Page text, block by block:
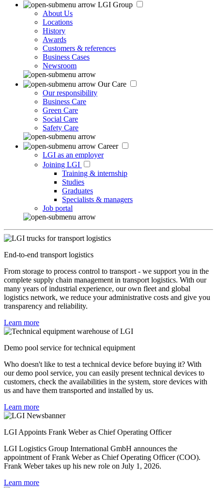
LGI Group
About Us
Locations
History
Awards
Customers & references
Business Cases
Newsroom
Our Care
Our responsibility
Business Care
Green Care
Social Care
Safety Care
Career
LGI as an employer
Joining LGI
Training & internship
Studies
Graduates
Specialists & managers
Job portal
End-to-end transport logistics
From storage to process control to transport - we support you in the
complete supply chain management in transport logistics. With our
many years of industrial experience, our own fleet and global
logistics network, we reduce your administrative costs and give you
transparency and reliability.
Learn more
Demo pool service for technical equipment
Who doesn't like to test a technical device before buying it? With
our demo pool service, you can easily present technical devices to
customers, check the availabilities in the system, store devices with
us and have them transported and installed by us.
Learn more
LGI Appoints Frank Weber as Chief Operating Officer
LGI Logistics Group International GmbH announces the
appointment of Frank Weber as Chief Operating Officer (COO).
Frank Weber takes up his new role on July 1, 2026.
Learn more